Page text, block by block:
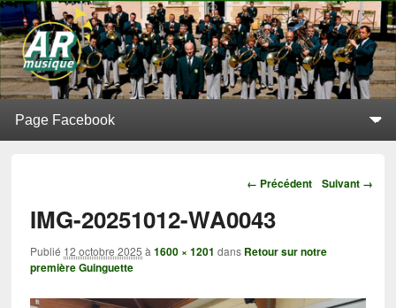
L'Alerte de Replonges
BATTERIE-FANFARE SITUÉE À REPLONGES (AIN)
Navigation
← Précédent Suivant →
IMG-20251012-WA0043
Publié 12 octobre 2025 à1600 × 1201 dans Retour sur notre
première Guinguette